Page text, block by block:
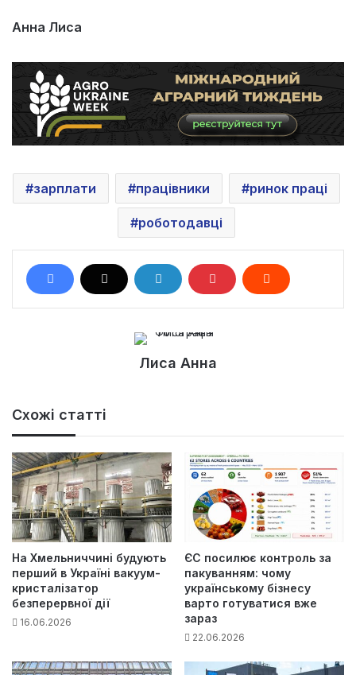
Анна Лиса
зарплати працівники ринок праці
роботодавці
Лиса Анна
Схожі статті
На Хмельниччині будують
перший в Україні вакуум-
кристалізатор
безперервної дії
16.06.2026
ЄС посилює контроль за
пакуванням: чому
українському бізнесу
варто готуватися вже
зараз
22.06.2026